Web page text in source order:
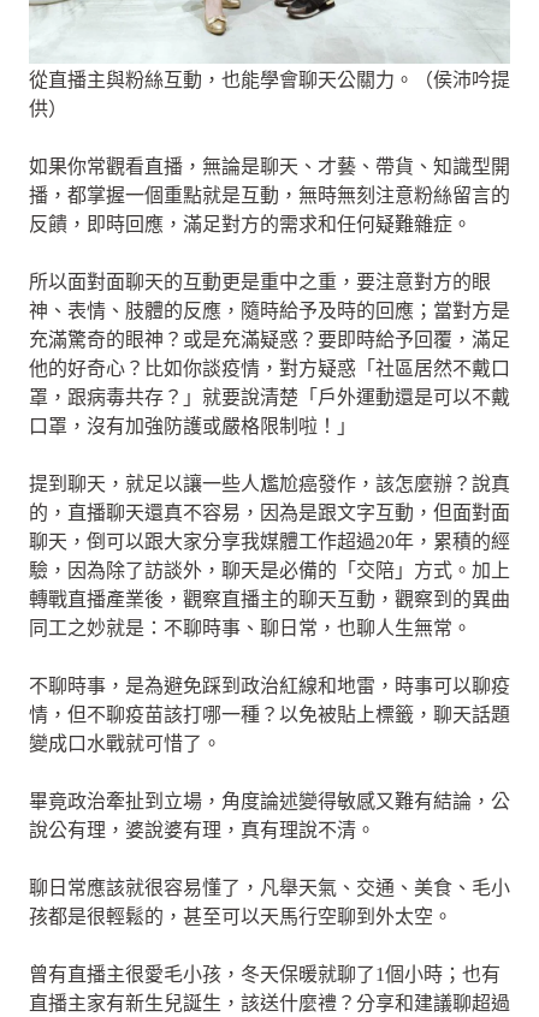
從直播主與粉絲互動，也能學會聊天公關力。（侯沛吟提
供）
如果你常觀看直播，無論是聊天、才藝、帶貨、知識型開
播，都掌握一個重點就是互動，無時無刻注意粉絲留言的
反饋，即時回應，滿足對方的需求和任何疑難雜症。
所以面對面聊天的互動更是重中之重，要注意對方的眼
神、表情、肢體的反應，隨時給予及時的回應；當對方是
充滿驚奇的眼神？或是充滿疑惑？要即時給予回覆，滿足
他的好奇心？比如你談疫情，對方疑惑「社區居然不戴口
罩，跟病毒共存？」就要說清楚「戶外運動還是可以不戴
口罩，沒有加強防護或嚴格限制啦！」
提到聊天，就足以讓一些人尷尬癌發作，該怎麼辦？說真
的，直播聊天還真不容易，因為是跟文字互動，但面對面
聊天，倒可以跟大家分享我媒體工作超過20年，累積的經
驗，因為除了訪談外，聊天是必備的「交陪」方式。加上
轉戰直播產業後，觀察直播主的聊天互動，觀察到的異曲
同工之妙就是：不聊時事、聊日常，也聊人生無常。
不聊時事，是為避免踩到政治紅線和地雷，時事可以聊疫
情，但不聊疫苗該打哪一種？以免被貼上標籤，聊天話題
變成口水戰就可惜了。
畢竟政治牽扯到立場，角度論述變得敏感又難有結論，公
說公有理，婆說婆有理，真有理說不清。
聊日常應該就很容易懂了，凡舉天氣、交通、美食、毛小
孩都是很輕鬆的，甚至可以天馬行空聊到外太空。
曾有直播主很愛毛小孩，冬天保暖就聊了1個小時；也有
直播主家有新生兒誕生，該送什麼禮？分享和建議聊超過